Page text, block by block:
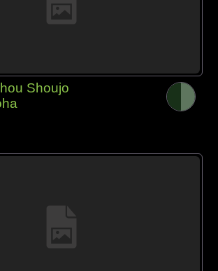
Shoujo